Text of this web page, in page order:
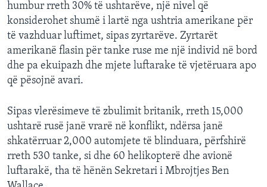
humbur rreth 30% të ushtarëve, një nivel që
konsiderohet shumë i lartë nga ushtria amerikane për
të vazhduar luftimet, sipas zyrtarëve. Zyrtarët
amerikanë flasin për tanke ruse me një individ në bord
dhe pa ekuipazh dhe mjete luftarake të vjetëruara apo
që pësojnë avari.
Sipas vlerësimeve të zbulimit britanik, rreth 15,000
ushtarë rusë janë vrarë në konflikt, ndërsa janë
shkatërruar 2,000 automjete të blinduara, përfshirë
rreth 530 tanke, si dhe 60 helikopterë dhe avionë
luftarakë, tha të hënën Sekretari i Mbrojtjes Ben